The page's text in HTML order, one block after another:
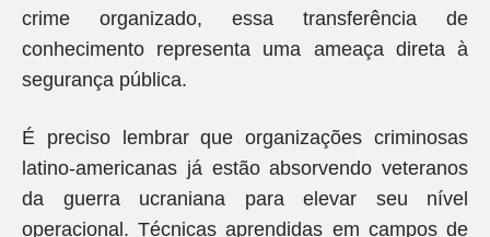
crime organizado, essa transferência de
conhecimento representa uma ameaça direta à
segurança pública.
É preciso lembrar que organizações criminosas
latino-americanas já estão absorvendo veteranos
da guerra ucraniana para elevar seu nível
operacional. Técnicas aprendidas em campos de